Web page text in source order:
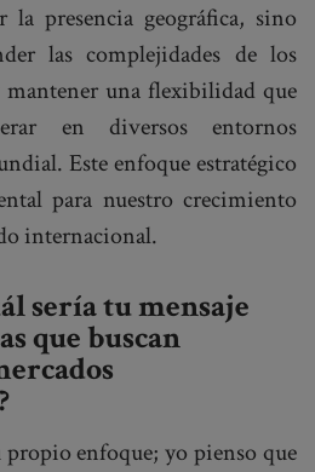
la presencia geográfica, sino
las complejidades de los
mantener una flexibilidad que
en diversos entornos
Este enfoque estratégico
para nuestro crecimiento
internacional.
sería tu mensaje
que buscan
propio enfoque; yo pienso que